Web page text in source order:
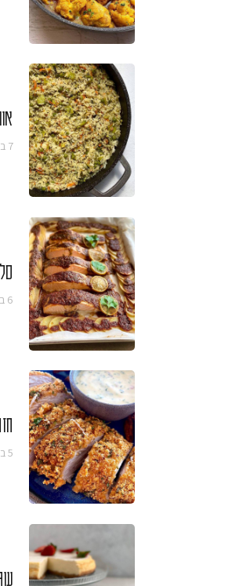
7 ביוני 2026
6 ביוני 2026
5 ביוני 2026